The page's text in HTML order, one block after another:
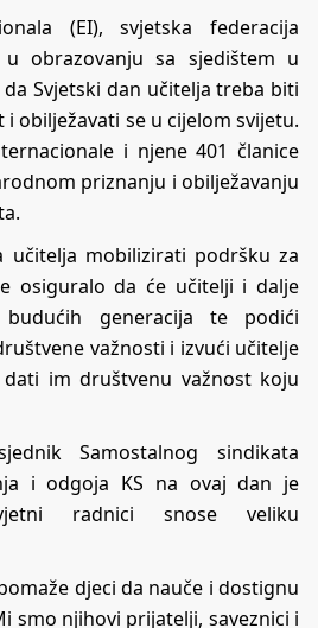
(EI), svjetska federacija
obrazovanju sa sjedištem u
Svjetski dan učitelja treba biti
obilježavati se u cijelom svijetu.
i njene 401 članice
priznanju i obilježavanju
učitelja mobilizirati podršku za
osiguralo da će učitelji i dalje
generacija te podići
važnosti i izvući učitelje
im društvenu važnost koju
Samostalnog sindikata
i odgoja KS na ovaj dan je
radnici snose veliku
djeci da nauče i dostignu
smo njihovi prijatelji, saveznici i